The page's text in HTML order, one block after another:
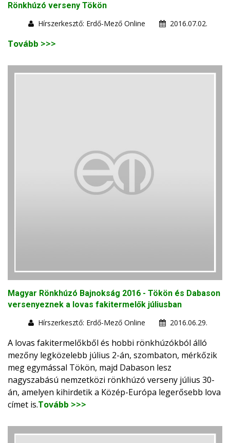
Rönkhúzó verseny Tökön
Hírszerkesztő: Erdő-Mező Online
2016.07.02.
Tovább >>>
Magyar Rönkhúzó Bajnokság 2016 - Tökön és Dabason
versenyeznek a lovas fakitermelők júliusban
Hírszerkesztő: Erdő-Mező Online
2016.06.29.
A lovas fakitermelőkből és hobbi rönkhúzókból álló
mezőny legközelebb július 2-án, szombaton, mérkőzik
meg egymással Tökön, majd Dabason lesz
nagyszabású nemzetközi rönkhúzó verseny július 30-
án, amelyen kihirdetik a Közép-Európa legerősebb lova
címet is.Tovább >>>